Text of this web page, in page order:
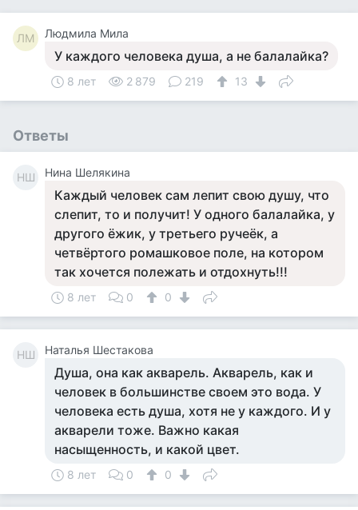
ЛМ Людмила Мила
У каждого человека душа, а не балалайка?
8 лет 2 879 219 13
Ответы
НШ Нина Шелякина
Каждый человек сам лепит свою душу, что
слепит, то и получит! У одного балалайка, у
другого ёжик, у третьего ручеёк, а
четвёртого ромашковое поле, на котором
так хочется полежать и отдохнуть!!!
8 лет 0 0
НШ Наталья Шестакова
Душа, она как акварель. Акварель, как и
человек в большинстве своем это вода. У
человека есть душа, хотя не у каждого. И у
акварели тоже. Важно какая
насыщенность, и какой цвет.
8 лет 0 0